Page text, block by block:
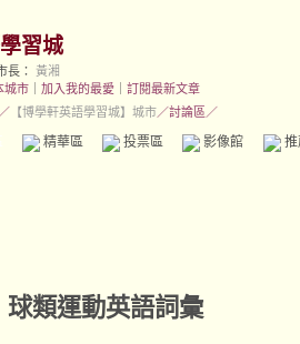
習城
長：
黃湘
城市 加入我的最愛
訂閱最新文章
／ 【博學軒英語學習城】城市／討論區／
精華區 投票區 影像館
球類運動英語詞彙